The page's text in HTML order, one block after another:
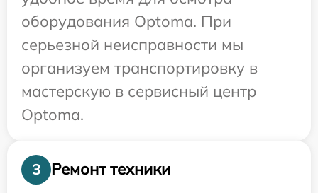
оборудования Optoma. При
серьезной неисправности мы
организуем транспортировку в
мастерскую в сервисный центр
Optoma.
3
Ремонт техники